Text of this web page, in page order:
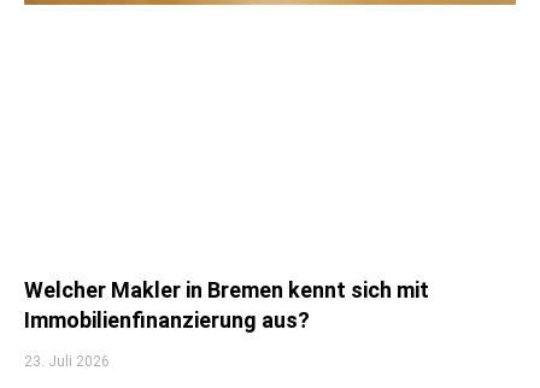
Welcher Makler in Bremen kennt sich mit
Immobilienfinanzierung aus?
23. Juli 2026